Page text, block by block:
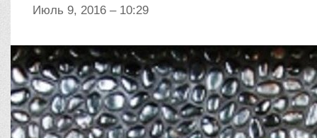
Июль 9, 2016 – 10:29